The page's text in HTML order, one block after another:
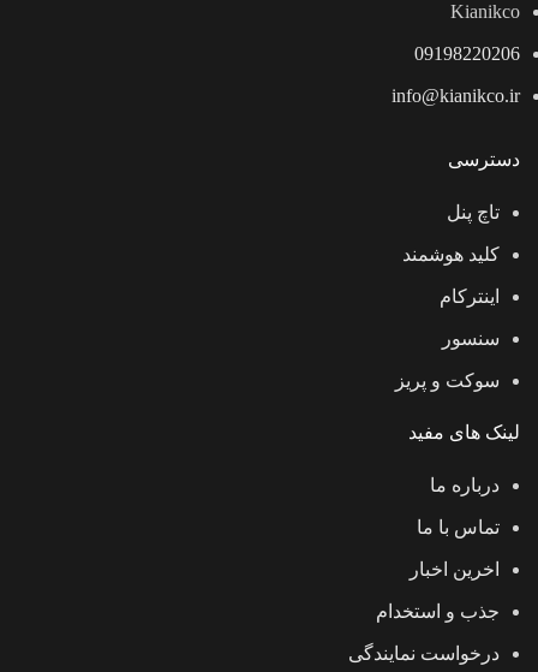
Kianikco
09198220206
info@kianikco.ir
دسترسی
تاچ پنل
کلید هوشمند
اینترکام
سنسور
سوکت و پریز
لینک های مفید
درباره ما
تماس با ما
اخرین اخبار
جذب و استخدام
درخواست نمایندگی